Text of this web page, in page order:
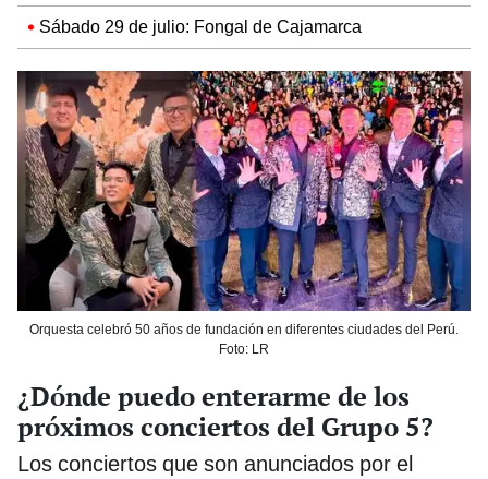
Sábado 29 de julio: Fongal de Cajamarca
Orquesta celebró 50 años de fundación en diferentes ciudades del Perú.
Foto: LR
¿Dónde puedo enterarme de los
próximos conciertos del Grupo 5?
Los conciertos que son anunciados por el